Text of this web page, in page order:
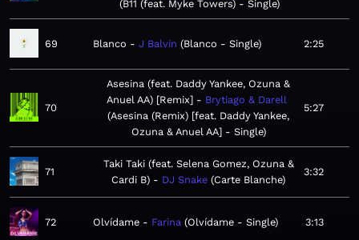
B11 (feat. Myke Towers) - Single
69 Blanco J Balvin Blanco - Single 2:25
70
Asesina (feat. Daddy Yankee, Ozuna &
Anuel AA) [Remix]
Brytiago & Darell
Asesina (Remix) [feat. Daddy Yankee,
Ozuna & Anuel AA] - Single
5:27
71
Taki Taki (feat. Selena Gomez, Ozuna &
Cardi B)
DJ Snake Carte Blanche
3:32
72 Olvídame Farina Olvídame - Single 3:13